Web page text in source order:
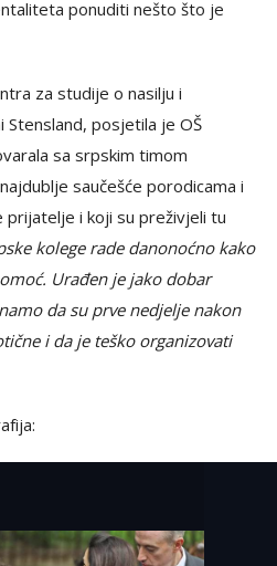
ponuditi nešto što je
za studije o nasilju i
posjetila je OŠ
sa srpskim timom
saučešće porodicama i
prijatelje i koji su preživjeli tu
kolege rade danonoćno kako
Urađen je jako dobar
da su prve nedjelje nakon
i da je teško organizovati